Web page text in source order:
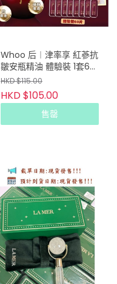
Whoo 后︱津率享 紅蔘抗
皺安瓶精油 體驗裝 1套60
片
HKD $115.00
HKD $105.00
售罄